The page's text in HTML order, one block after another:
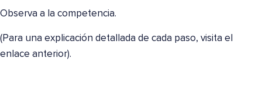
Observa a la competencia.
(Para una explicación detallada de cada paso, visita el
enlace anterior).